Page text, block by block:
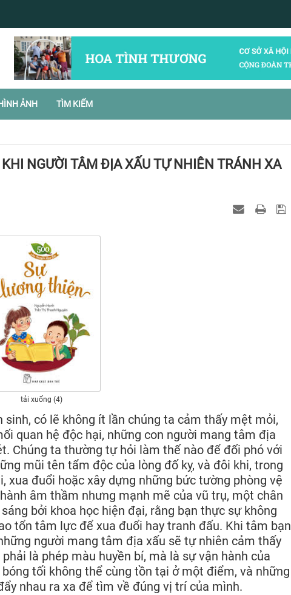
ẢNH TÌM KIẾM
NGƯỜI TÂM ĐỊA XẤU TỰ NHIÊN TRÁNH XA
tải xuống (4)
có lẽ không ít lần chúng ta cảm thấy mệt mỏi,
quan hệ độc hại, những con người mang tâm địa
Chúng ta thường tự hỏi làm thế nào để đối phó với
mũi tên tẩm độc của lòng đố kỵ, và đôi khi, trong
xua đuổi hoặc xây dựng những bức tường phòng vệ
âm thầm nhưng mạnh mẽ của vũ trụ, một chân
bởi khoa học hiện đại, rằng bạn thực sự không
tổn tâm lực để xua đuổi hay tranh đấu. Khi tâm bạn
người mang tâm địa xấu sẽ tự nhiên cảm thấy
là phép màu huyền bí, mà là sự vận hành của
tối không thể cùng tồn tại ở một điểm, và những
nhau ra xa để tìm về đúng vị trí của mình.